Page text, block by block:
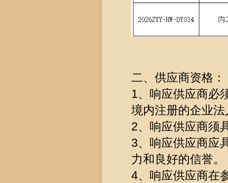
二、供应商资格：
1、响应供应商必
境内注册的企业
2、响应供应商须
3、响应供应商应
力和良好的信誉。
4、响应供应商在